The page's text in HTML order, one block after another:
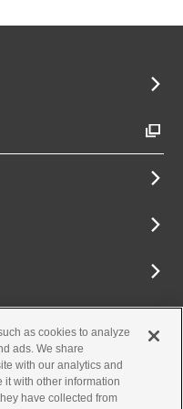
as cookies to analyze
ads. We share
with our analytics and
it with other information
have collected from